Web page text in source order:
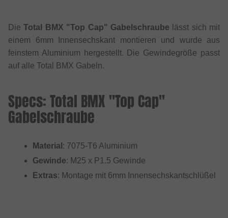
DieTotal BMX "Top Cap" Gabelschraube lässt sich mit
einem 6mm Innensechskant montieren und wurde aus
feinstem Aluminium hergestellt. Die Gewindegröße passt
auf alle Total BMX Gabeln.
Specs: Total BMX "Top Cap"
Gabelschraube
Material : 7075-T6 Aluminium
Gewinde: M25 x P1.5 Gewinde
Extras: Montage mit 6mm Innensechskantschlüßel